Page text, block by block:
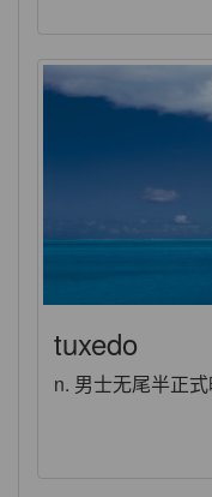
tuxedo
n. 男士无尾半正